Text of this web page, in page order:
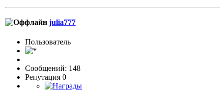
julia777
Пользовaтeль
Сообщений: 148
Репутация 0